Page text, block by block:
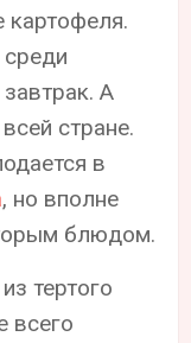
картофеля.
А
стране.
в
, но вполне
блюдом.
тертого
всего